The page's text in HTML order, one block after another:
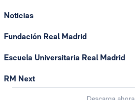
Noticias
Fundación Real Madrid
Escuela Universitaria Real Madrid
RM Next